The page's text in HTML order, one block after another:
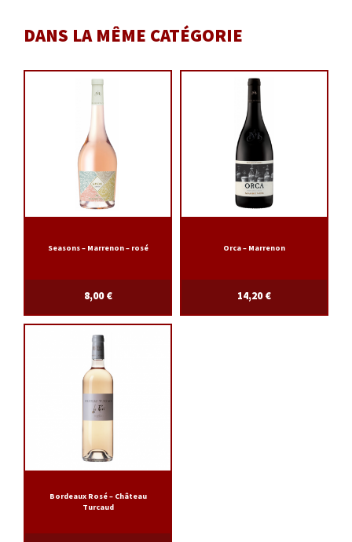
DANS LA MÊME CATÉGORIE
Seasons – Marrenon – rosé
8,00€
Orca – Marrenon
14,20€
Bordeaux Rosé – Château
Turcaud